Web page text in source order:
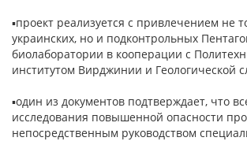
▪проект реализуется с привлечением не
украинских, но и подконтрольных
биолаборатории в кооперации с
институтом Вирджинии и Геологической
▪один из документов подтверждает, что
исследования повышенной опасности
непосредственным руководством